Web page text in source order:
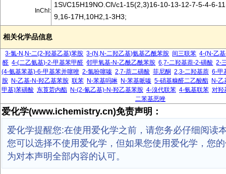
InChI:
1S\/C15H19NO.Cl\/c1-15(2,3)16-10-13-12-7-5-4-6-
9,16-17H,10H2,1-3H3;
相关化学品信息
3-氯-N,N-二(2-羟基乙基)苯胺 3-(N,N-二羟乙基)氨基乙酰苯胺 间三联苯 4-(N-乙
醛 4-(二乙氨基)-2-甲基苯甲醛 邻甲氧基-N-乙酰乙酰苯胺 6,7-二羟基萘-2-磺酸 2-
(4-氨基苯基)-6-甲基苯并噻唑 2-氯吩噻嗪 2,7-萘二磺酸 菲尼酮 2,3-二羟基萘 6-甲
胺 N-乙基-N-羟乙基苯胺 联苯 N-苯基吗啉 N-苯基哌嗪 5-硝基糠醛二乙酸酯 N-乙
甲基)苯磺酸 东莨菪内酯 N-(2-氰乙基)-N-羟乙基苯胺 4-溴代联苯 4-氨基联苯 对羟
二苯基恶唑
爱化学(www.ichemistry.cn)免责声明：
爱化学提醒您:在使用爱化学之前，请您务必仔细阅读
您可以选择不使用爱化学，但如果您使用爱化学，您
为对本声明全部内容的认可。